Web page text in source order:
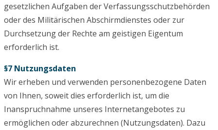
gesetzlichen Aufgaben der Verfassungsschutzbehörden
oder des Militärischen Abschirmdienstes oder zur
Durchsetzung der Rechte am geistigen Eigentum
erforderlich ist.
§7 Nutzungsdaten
Wir erheben und verwenden personenbezogene Daten
von Ihnen, soweit dies erforderlich ist, um die
Inanspruchnahme unseres Internetangebotes zu
ermöglichen oder abzurechnen (Nutzungsdaten). Dazu